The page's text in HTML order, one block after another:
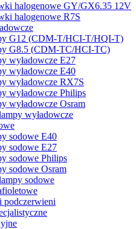
halogenowe GY/GX6.35 12V
halogenowe R7S
G12 (CDM-T/HCI-T/HQI-T)
G8.5 (CDM-TC/HCI-TC)
wyładowcze E27
wyładowcze E40
wyładowcze RX7S
wyładowcze Philips
wyładowcze Osram
wyładowcze
sodowe E40
sodowe E27
sodowe Philips
sodowe Osram
sodowe
podczerwieni